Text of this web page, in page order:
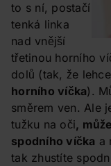
to s ní, postačí
tenká linka
nad vnější
třetinou horního
dolů (tak, že lehce
horního víčka).
směrem ven. Ale
tužku na oči,
spodního víčka a
tak zhustíte